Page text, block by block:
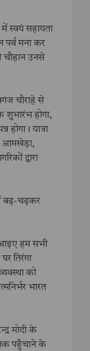
स्वयं सहायता
मना कर
चौहान उनसे
चौराहे से
शुभारंभ होगा,
होगा। यात्रा
आमखेड़ा,
द्वारा
बढ़-चढ़कर
हम सभी
तिरंगा
को
भारत
मोदी के
पहुँचाने के